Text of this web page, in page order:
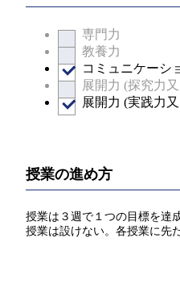
専門力
教養力
コミュニケーシ
展開力 (探究力
展開力 (実践力
授業の進め方
授業は３週で１つの目標を達
授業は設けない。各授業に先